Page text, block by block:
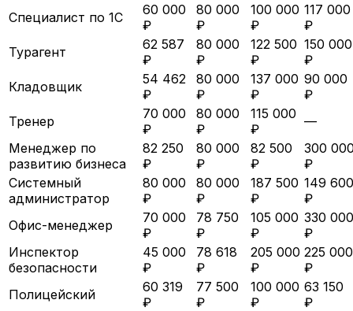
Специалист по 1С
60 000
₽
80 000
₽
100 000
₽
117 000
₽
Турагент
62 587
₽
80 000
₽
122 500
₽
150 000
₽
Кладовщик
54 462
₽
80 000
₽
137 000
₽
90 000
₽
Тренер
70 000
₽
80 000
₽
115 000
₽
—
Менеджер по
развитию бизнеса
82 250
₽
80 000
₽
82 500
₽
300
₽
Системный
администратор
80 000
₽
80 000
₽
187 500
₽
149 600
₽
Офис-менеджер
70 000
₽
78 750
₽
105 000
₽
330 000
₽
Инспектор
безопасности
45 000
₽
78 618
₽
205 000
₽
225 000
₽
Полицейский
60 319
₽
77 500
₽
100 000
₽
63 150
₽